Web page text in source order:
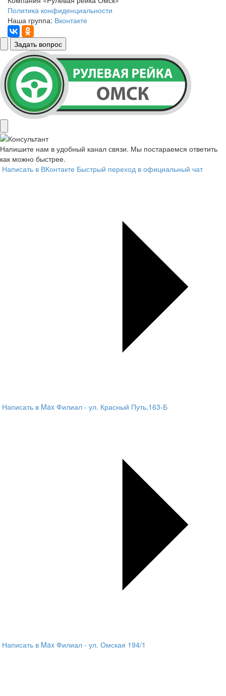
Политика конфиденциальности
Наша группа: Вконтакте
Задать вопрос
Напишите нам в удобный канал связи. Мы постараемся ответить
как можно быстрее.
Написать в ВКонтакте Быстрый переход в официальный чат
Написать в Max Филиал - ул. Красный Путь,163-Б
Написать в Max Филиал - ул. Омская 194/1